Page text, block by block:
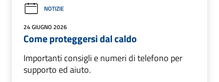
NOTIZIE
24 GIUGNO 2026
Come proteggersi dal caldo
Importanti consigli e numeri di telefono per
supporto ed aiuto.